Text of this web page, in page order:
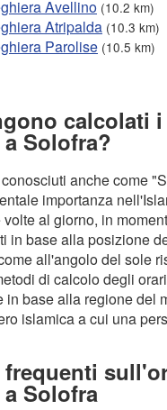
Avellino (10.2 km)
Atripalda (10.3 km)
Parolise (10.5 km)
calcolati
Solofra?
anche come
importanza
al giorno, in
in base alla posizione
all'angolo del sole
di calcolo degli
in base alla regione del
islamica a cui una
frequenti
Solofra